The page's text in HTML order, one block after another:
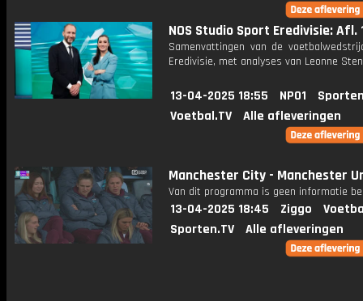
NOS Studio Sport Eredivisie: Afl.
Samenvattingen van de
Eredivisie, met analyses van Leonne
13-04-2025 18:55 NPO1
Voetbal.TV
Alle afleveringen
Manchester City - Manchester
Van dit programma is geen informatie
13-04-2025 18:45 Ziggo
Sporten.TV
Alle afleveringen